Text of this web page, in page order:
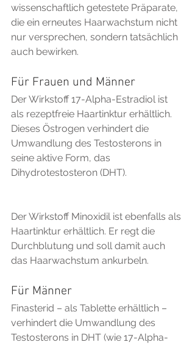
wissenschaftlich getestete Präparate,
die ein erneutes Haarwachstum nicht
nur versprechen, sondern tatsächlich
auch bewirken.
Für Frauen und Männer
Der Wirkstoff 17-Alpha-Estradiol ist
als rezeptfreie Haartinktur erhältlich.
Dieses Östrogen verhindert die
Umwandlung des Testosterons in
seine aktive Form, das
Dihydrotestosteron (DHT).
Der Wirkstoff Minoxidil ist ebenfalls als
Haartinktur erhältlich. Er regt die
Durchblutung und soll damit auch
das Haarwachstum ankurbeln.
Für Männer
Finasterid – als Tablette erhältlich –
verhindert die Umwandlung des
Testosterons in DHT (wie 17-Alpha-